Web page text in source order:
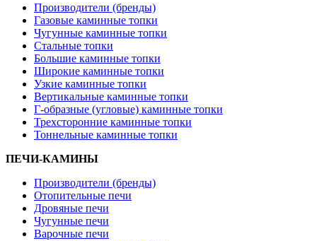
Производители (бренды)
Газовые каминные топки
Чугунные каминные топки
Стальные топки
Большие каминные топки
Широкие каминные топки
Узкие каминные топки
Вертикальные каминные топки
Г-образные (угловые) каминные топки
Трехсторонние каминные топки
Тоннельные каминные топки
ПЕЧИ-КАМИНЫ
Производители (бренды)
Отопительные печи
Дровяные печи
Чугунные печи
Варочные печи